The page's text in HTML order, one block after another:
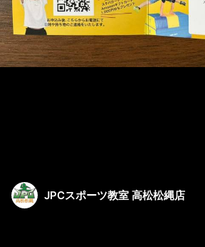
JPCスポーツ教室 高松松縄店